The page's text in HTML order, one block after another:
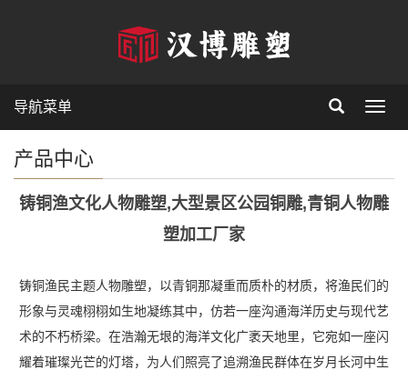
导航菜单
产品中心
铸铜渔文化人物雕塑,大型景区公园铜雕,青铜人物雕
塑加工厂家
铸铜渔民主题人物雕塑，以青铜那凝重而质朴的材质，将渔民们的
形象与灵魂栩栩如生地凝练其中，仿若一座沟通海洋历史与现代艺
术的不朽桥梁。在浩瀚无垠的海洋文化广袤天地里，它宛如一座闪
耀着璀璨光芒的灯塔，为人们照亮了追溯渔民群体在岁月长河中生